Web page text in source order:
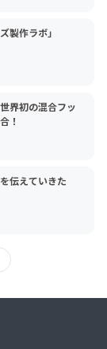
製作ラボ」
界初の混合フッ
！
伝えていきた